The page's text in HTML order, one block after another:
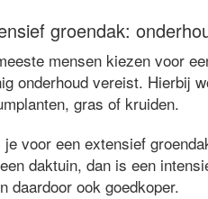
groendak:
mensen kiezen voor
onderhoud vereist. Hierbij
gras of kruiden.
je voor een extensief
daktuin, dan is een
daardoor ook goedkoper.